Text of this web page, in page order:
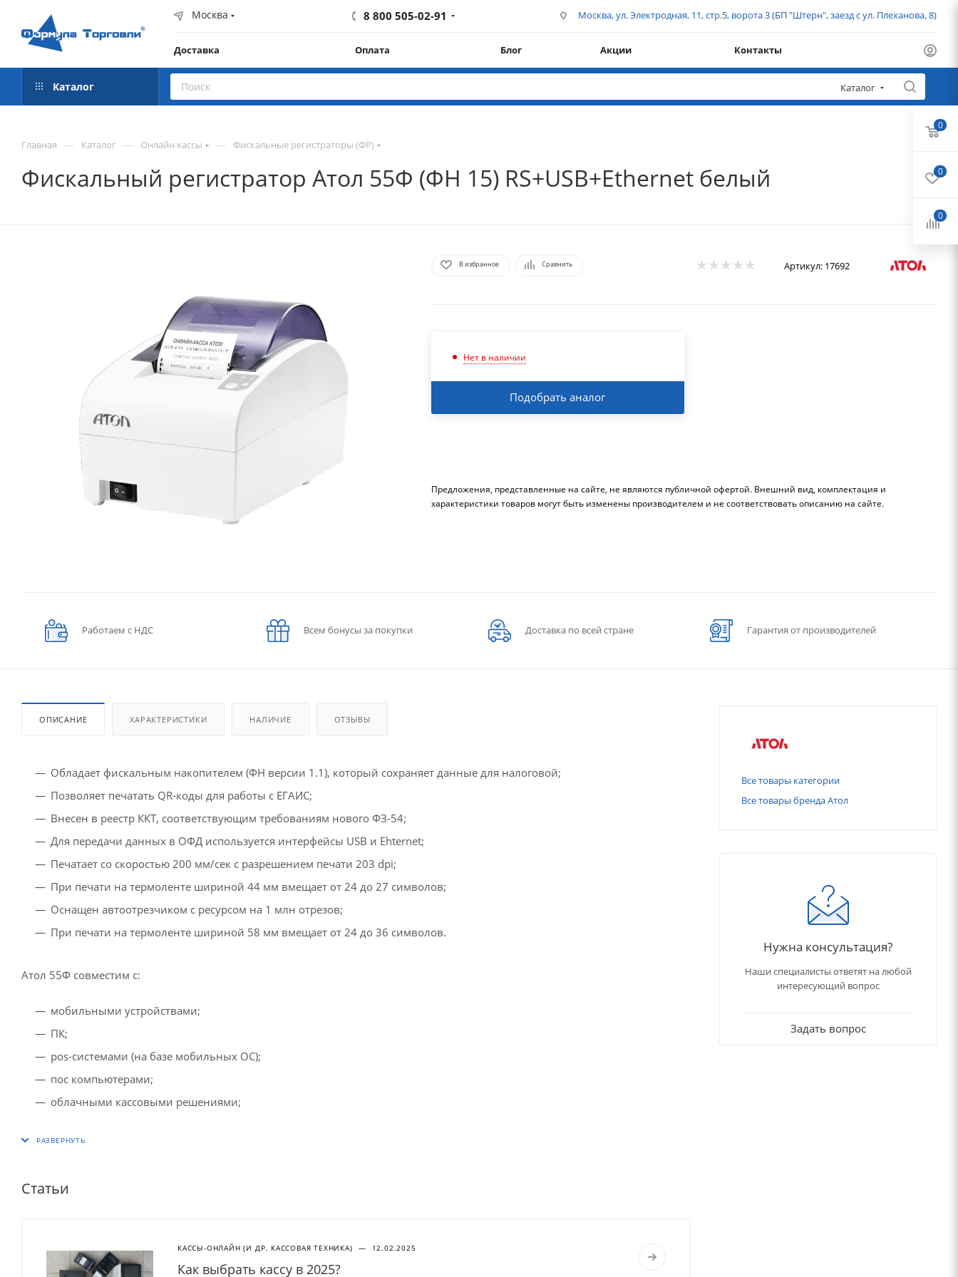
Москва 8 800 505-02-91 Москва, ул. Электродная, 11, стр.5, ворота 3 (БП "Штерн", заезд с ул. Плеханова, 8)
Доставка Оплата Блог Акции Контакты
Каталог Каталог
Главная — Каталог — Онлайн кассы — Фискальные регистраторы (ФР)
Фискальный регистратор Атол 55Ф (ФН 15) RS+USB+Ethernet белый
В избранное Сравнить Артикул: 17692
Нет в наличии
Подобрать аналог
Предложения, представленные на сайте, не являются публичной офертой. Внешний вид, комплектация и
характеристики товаров могут быть изменены производителем и не соответствовать описанию на сайте.
Работаем с НДС Всем бонусы за покупки Доставка по всей стране Гарантия от производителей
ОПИСАНИЕ ХАРАКТЕРИСТИКИ НАЛИЧИЕ ОТЗЫВЫ
Обладает фискальным накопителем (ФН версии 1.1), который сохраняет данные для налоговой;
Позволяет печатать QR-коды для работы с ЕГАИС;
Внесен в реестр ККТ, соответствующим требованиям нового ФЗ-54;
Для передачи данных в ОФД используется интерфейсы USB и Ehternet;
Печатает со скоростью 200 мм/сек с разрешением печати 203 dpi;
При печати на термоленте шириной 44 мм вмещает от 24 до 27 символов;
Оснащен автоотрезчиком с ресурсом на 1 млн отрезов;
При печати на термоленте шириной 58 мм вмещает от 24 до 36 символов.
Атол 55Ф совместим с:
мобильными устройствами;
ПК;
pos-системами (на базе мобильных ОС);
пос компьютерами;
облачными кассовыми решениями;
Статьи
КАССЫ-ОНЛАЙН (И ДР. КАССОВАЯ ТЕХНИКА) — 12.02.2025
Как выбрать кассу в 2025?
Все товары категории
Все товары бренда Атол
Нужна консультация?
Наши специалисты ответят на любой
интересующий вопрос
Задать вопрос
0
0
0